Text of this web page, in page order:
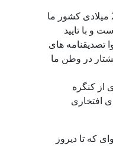
امریکا پس از سال 2001 میلادی کشور ما
و با تایید
تصدیقنامه های
در وطن ما
میلادی از کنگره
افتخاری
که تا دیروز